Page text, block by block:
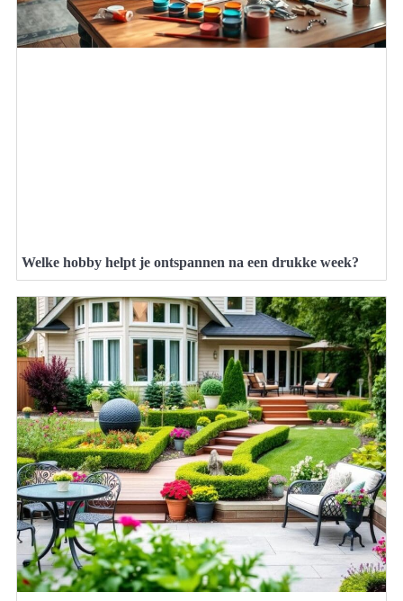
Welke hobby helpt je ontspannen na een drukke week?